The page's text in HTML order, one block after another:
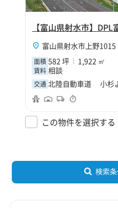
【富山県射水市】DPL
富山県射水市上野1015
面積 582 坪 1,922 ㎡
賃料 相談
交通 北陸自動車道 小杉
この物件を選択する
検索